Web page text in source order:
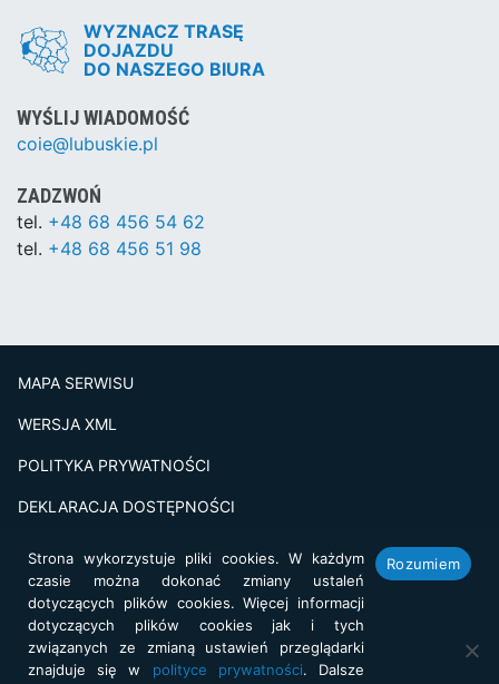
WYZNACZ TRASĘ
DOJAZDU
DO NASZEGO BIURA
WYŚLIJ WIADOMOŚĆ
coie@lubuskie.pl
ZADZWOŃ
tel. +48 68 456 54 62
tel. +48 68 456 51 98
MAPA SERWISU
WERSJA XML
POLITYKA PRYWATNOŚCI
DEKLARACJA DOSTĘPNOŚCI
Projekt i realizacja: netkoncept.com
Strona wykorzystuje pliki cookies. W każdym
czasie można dokonać zmiany ustaleń
dotyczących plików cookies. Więcej informacji
dotyczących plików cookies jak i tych
związanych ze zmianą ustawień przeglądarki
znajduje się w polityce prywatności. Dalsze
Rozumiem